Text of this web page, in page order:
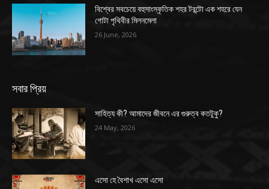
বিশ্বের সবচেয়ে বহুসাংস্কৃতিক শহর টরন্টো এক শহরে যেন
গোটা পৃথিবীর মিলনমেলা
26 June, 2026
সবার প্রিয়
সাহিত্য কী? আমাদের জীবনে এর গুরুত্ব কতটুকু?
24 May, 2026
এসো হে বৈশাখ এসো এসো